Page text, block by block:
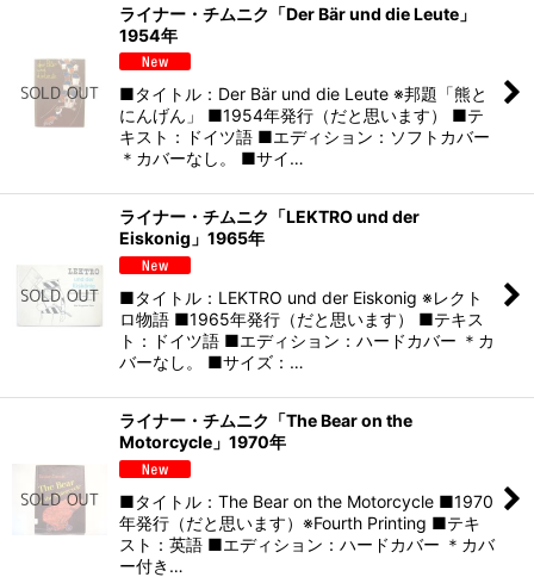
ライナー・チムニク「Der Bär und die Leute」
1954年
■タイトル：Der Bär und die Leute ※邦題「熊と
にんげん」 ■1954年発行（だと思います） ■テ
キスト：ドイツ語 ■エディション：ソフトカバー
＊カバーなし。 ■サイ…
ライナー・チムニク「LEKTRO und der
Eiskonig」1965年
■タイトル：LEKTRO und der Eiskonig ※レクト
ロ物語 ■1965年発行（だと思います） ■テキス
ト：ドイツ語 ■エディション：ハードカバー ＊カ
バーなし。 ■サイズ：…
ライナー・チムニク「The Bear on the
Motorcycle」1970年
■タイトル：The Bear on the Motorcycle ■1970
年発行（だと思います）※Fourth Printing ■テキ
スト：英語 ■エディション：ハードカバー ＊カバ
ー付き…